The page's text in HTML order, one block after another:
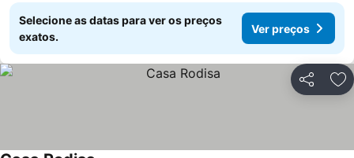
Selecione as datas para ver os preços
exatos.
Ver preços
Partilhar